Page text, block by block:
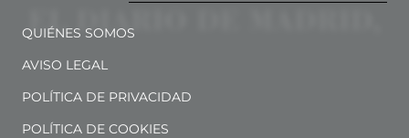
QUIÉNES SOMOS
AVISO LEGAL
POLÍTICA DE PRIVACIDAD
POLÍTICA DE COOKIES